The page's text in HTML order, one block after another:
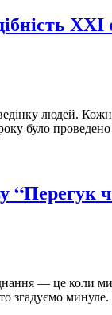
ХХІ
людей.
було
“Перегук
— це коли
згадуємо